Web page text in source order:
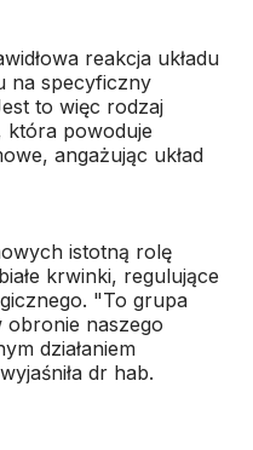
reakcja układu
na specyficzny
to więc rodzaj
która powoduje
angażując układ
istotną rolę
krwinki, regulujące
"To grupa
obronie naszego
działaniem
dr hab.